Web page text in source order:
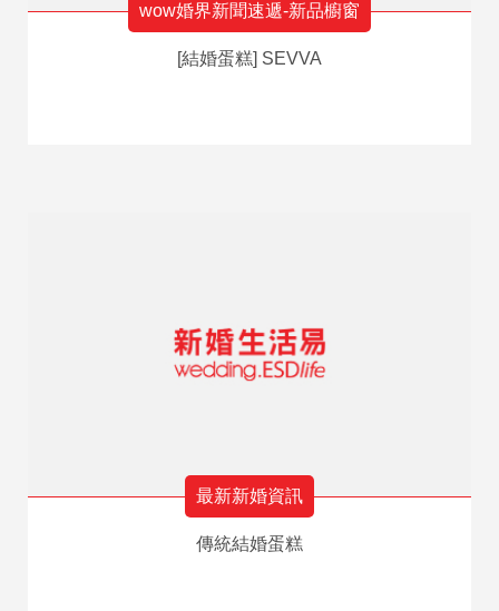
wow婚界新聞速遞-新品櫥窗
[結婚蛋糕] SEVVA
最新新婚資訊
傳統結婚蛋糕